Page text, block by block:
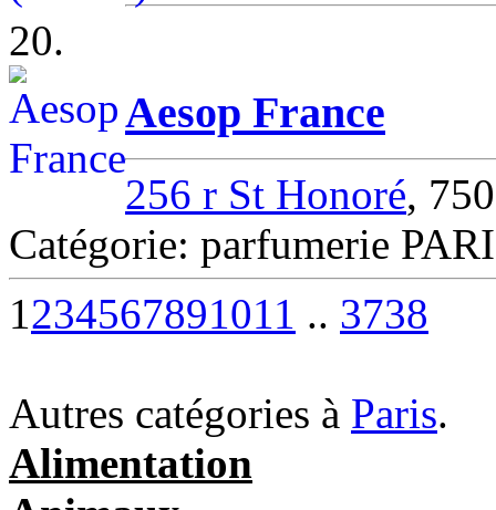
20.
Aesop France
256 r St Honoré,
Catégorie: parfumerie
1234567891011 .. 3738
Autres catégories à Paris.
Alimentation